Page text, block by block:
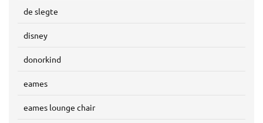
de slegte
disney
donorkind
eames
eames lounge chair